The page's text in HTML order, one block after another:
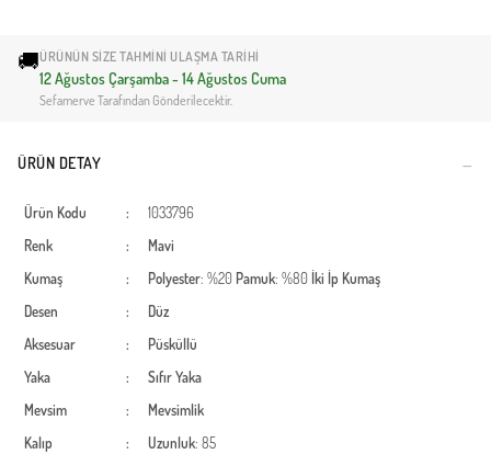
🚚ÜRÜNÜN SIZE TAHMINI ULAŞMA TARIHI
12 Ağustos Çarşamba - 14 Ağustos Cuma
Sefamerve Tarafından Gönderilecektir.
ÜRÜN DETAY
Ürün Kodu :
1033796
Renk
:
Mavi
Kumaş
: Polyester: %20 Pamuk: %80 İki İp Kumaş
Desen
:
Düz
Aksesuar
:
Püsküllü
Yaka
:
Sıfır Yaka
Mevsim
:
Mevsimlik
Kalıp
: Uzunluk: 85